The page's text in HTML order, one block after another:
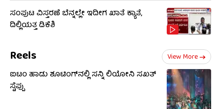
ಸಂಪುಟ ವಿಸ್ತರಣೆ ಬೆನ್ನಲ್ಲೇ ಇದೀಗ ಖಾತೆ ಕ್ಯಾತೆ,
ದಿಲ್ಲಿಯತ್ತ ಡಿಕೆಶಿ
Reels View More
ಐಟಂ ಹಾಡು ಶೂಟಿಂಗ್​​ನಲ್ಲಿ ಸನ್ನಿ ಲಿಯೋನಿ ಸಖತ್
ಸ್ಟೆಪ್ಪು